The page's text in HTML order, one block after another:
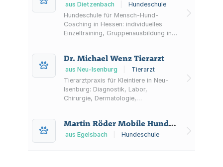
aus Dietzenbach
Hundeschule
Hundeschule für Mensch-Hund-
Coaching in Hessen: individuelles
Einzeltraining, Gruppenausbildung in
Ausbildungshunde. Trainingsorte u. a.
in Dietzenbach und Erzhausen.
Dr. Michael Wenz Tierarzt
aus Neu-Isenburg
Tierarzt
Tierarztpraxis für Kleintiere in Neu-
Isenburg: Diagnostik, Labor,
Chirurgie, Dermatologie,
Notdienst und Urlaubszeiten.
Martin Röder Mobile Hundeschule
aus Egelsbach Hundeschule